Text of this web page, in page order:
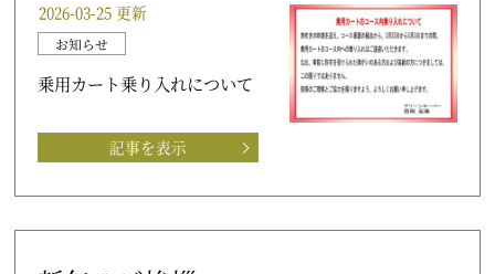
2026-03-25 更新
お知らせ
乗用カート乗り入れについて
記事を表示